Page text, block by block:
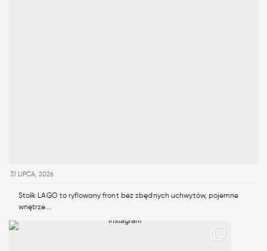
31 LIPCA, 2026
Stolik LAGO to ryflowany front bez zbędnych uchwytów, pojemne
wnętrze...